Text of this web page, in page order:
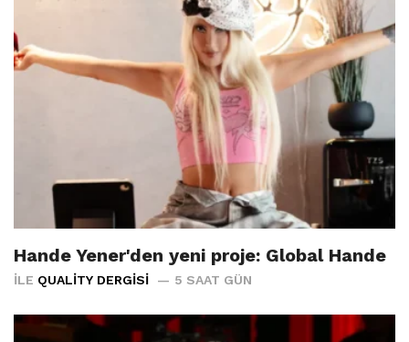
Hande Yener'den yeni proje: Global Hande
İLE QUALITY DERGISI 5 SAAT GÜN